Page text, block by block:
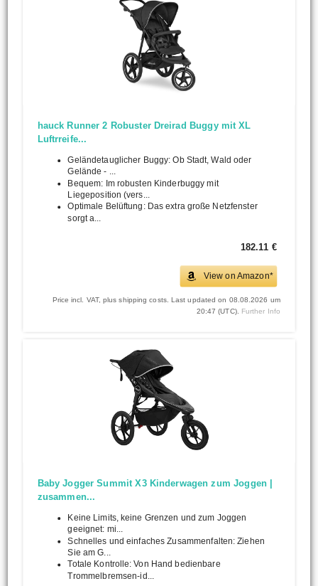
hauck Runner 2 Robuster Dreirad Buggy mit XL
Luftrreife...
Geländetauglicher Buggy: Ob Stadt, Wald oder
Gelände - ...
Bequem: Im robusten Kinderbuggy mit
Liegeposition (vers...
Optimale Belüftung: Das extra große Netzfenster
sorgt a...
182.11 €
View on Amazon*
Price incl. VAT, plus shipping costs. Last updated on 08.08.2026 um
20:47 (UTC). Further Info
Baby Jogger Summit X3 Kinderwagen zum Joggen |
zusammen...
Keine Limits, keine Grenzen und zum Joggen
geeignet: mi...
Schnelles und einfaches Zusammenfalten: Ziehen
Sie am G...
Totale Kontrolle: Von Hand bedienbare
Trommelbremsen-id...